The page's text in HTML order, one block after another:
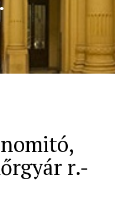
r.-